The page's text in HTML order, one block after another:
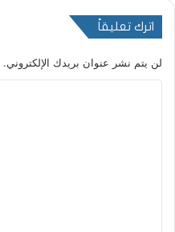
اترك تعليقاً
لن يتم نشر عنوان بريدك الإلكتروني.